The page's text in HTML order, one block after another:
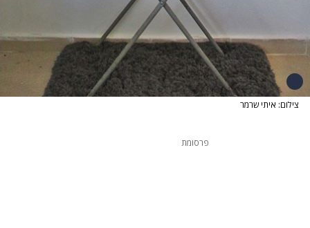
צילום: איתי שרמר
פרסומת